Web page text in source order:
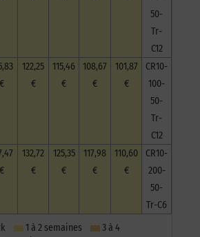
50-
Tr-
C12
€
122,25
€
115,46
€
108,67
€
101,87
€
CR10-
100-
50-
Tr-
C12
€
132,72
€
125,35
€
117,98
€
110,60
€
CR10-
200-
50-
Tr-C6
1 à 2 semaines
3 à 4